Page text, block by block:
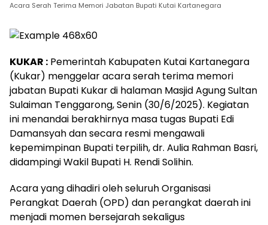
Acara Serah Terima Memori Jabatan Bupati Kutai Kartanegara
KUKAR : Pemerintah Kabupaten Kutai Kartanegara
(Kukar) menggelar acara serah terima memori
jabatan Bupati Kukar di halaman Masjid Agung Sultan
Sulaiman Tenggarong, Senin (30/6/2025). Kegiatan
ini menandai berakhirnya masa tugas Bupati Edi
Damansyah dan secara resmi mengawali
kepemimpinan Bupati terpilih, dr. Aulia Rahman Basri,
didampingi Wakil Bupati H. Rendi Solihin.
Acara yang dihadiri oleh seluruh Organisasi
Perangkat Daerah (OPD) dan perangkat daerah ini
menjadi momen bersejarah sekaligus